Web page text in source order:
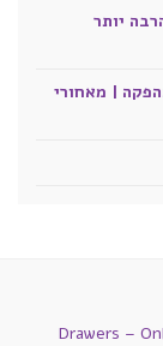
היו לי הרבה יותר
| מאחורי
Drawers –